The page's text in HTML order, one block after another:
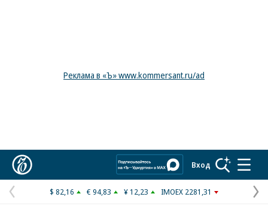
Реклама в «Ъ» www.kommersant.ru/ad
Вход
Предыдущая
$ 82,16 € 94,83 ¥ 12,23 IMOEX 2281,31